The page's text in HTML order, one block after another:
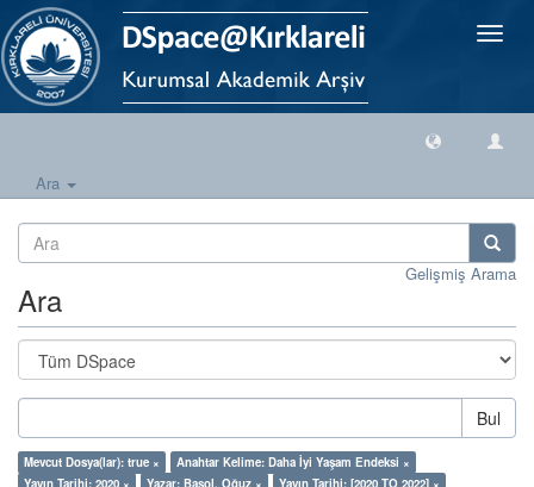
Geçiş
Ara
Gelişmiş Arama
Ara
Bul
Mevcut Dosya(lar): true ×
Anahtar Kelime: Daha İyi Yaşam Endeksi ×
Yayın Tarihi: 2020 ×
Yazar: Başol, Oğuz × Yayın Tarihi: [2020 TO 2022] ×